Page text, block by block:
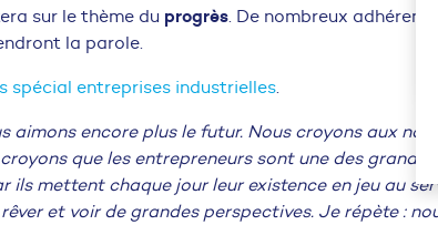
sur le thème du progrès . De nombreux adhérents
la parole.
spécial entreprises industrielles
aimons encore plus le futur. Nous croyons aux
que les entrepreneurs sont une des
ils mettent chaque jour leur existence en jeu au
et voir de grandes perspectives. Je répète :